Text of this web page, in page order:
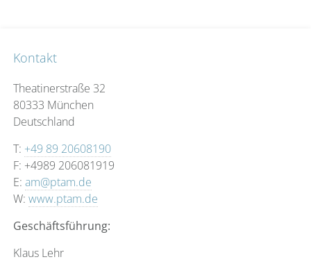
Kontakt
Theatinerstraße 32
80333 München
Deutschland
T: +49 89 20608190
F: +4989 206081919
E:am@ptam.de
W:www.ptam.de
Geschäftsführung:
Klaus Lehr